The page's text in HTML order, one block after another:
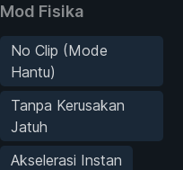
Mod Fisika
No Clip (Mode
Hantu)
Tanpa Kerusakan
Jatuh
Akselerasi Instan